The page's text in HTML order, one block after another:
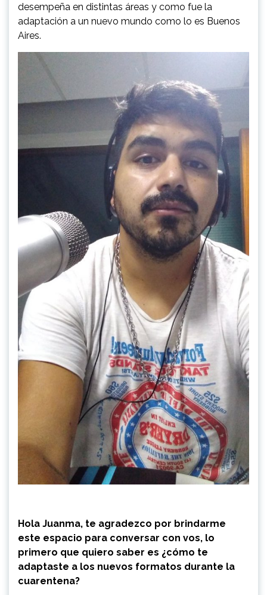
desempeña en distintas áreas y como fue la
adaptación a un nuevo mundo como lo es Buenos
Aires.
Hola Juanma, te agradezco por brindarme
este espacio para conversar con vos, lo
primero que quiero saber es ¿cómo te
adaptaste a los nuevos formatos durante la
cuarentena?